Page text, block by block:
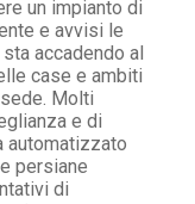
un impianto di
e avvisi le
accadendo al
case e ambiti
Molti
e di
automatizzato
persiane
di